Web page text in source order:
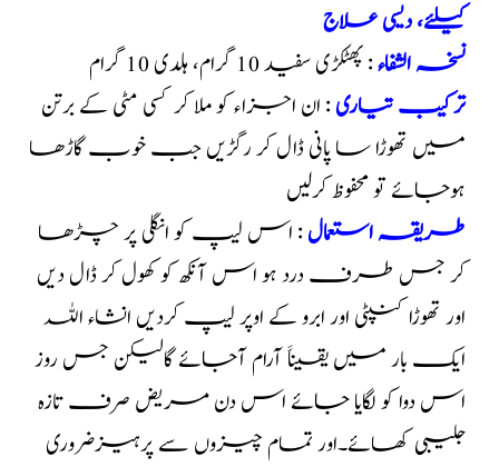
کیلئے، دیسی علاج
نسخہ الشفاء: پھٹکڑی سفید 10 گرام، ہلدی 10 گرام
ترکیب تیاری: ان اجزاء کو ملا کر کسی مٹی کے برتن
میں تھوڑا سا پانی ڈال کر رگڑیں جب خوب گاڑھا
ہوجائے تو محفوظ کرلیں
طریقہ استعمال: اس لیپ کو انگلی پر چڑھا
کر جس طرف درد ہو اس آنکھ کو کھول کر ڈال دیں
اور تھوڑا کنپٹی اور ابرو کے اوپر لیپ کردیں انشاء اللہ
ایک بار میں یقیناََ آرام آجائے گالیکن جس روز
اس دوا کو لگایا جائے اس دن مریض صرف تازہ
جلیبی کھائے۔اور تمام چیزوں سے پرہیزضروری